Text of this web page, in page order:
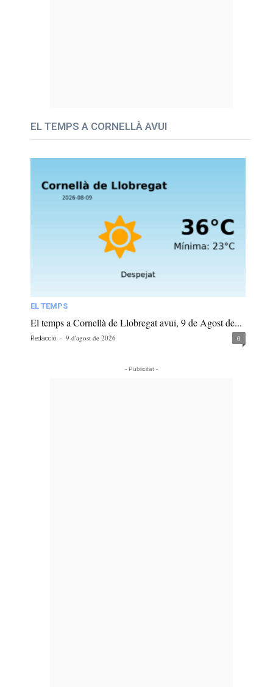
EL TEMPS A CORNELLÀ AVUI
EL TEMPS
El temps a Cornellà de Llobregat avui, 9 de Agost de...
Redacció - 9 d'agost de 2026 0
- Publicitat -